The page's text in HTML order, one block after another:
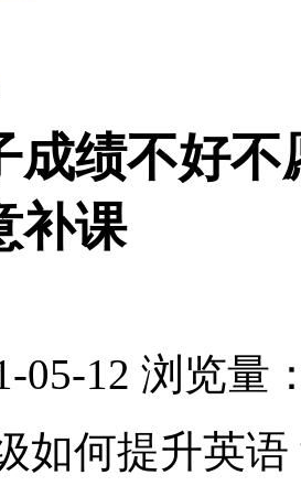
成绩不好
补课
05-12 浏览量
如何提升英